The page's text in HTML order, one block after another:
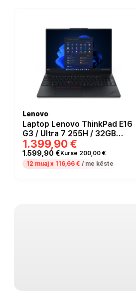
Lenovo
Laptop Lenovo ThinkPad E16
G3 / Ultra 7 255H / 32GB
DDR5 / 1TB / 16" WUXGA IPS
60Hz / Intel Arc 140T / DE / e
zezë
1.399,90 €
1.599,90 €Kurse 200,00 €
12 muaj x 116,66 € / me këste